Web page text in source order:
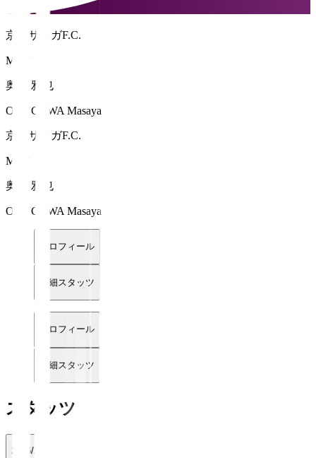
京都サンガF.C.
MF 7
奥川 雅也
OKUGAWA Masaya
京都サンガF.C.
MF 7
奥川 雅也
OKUGAWA Masaya
プロフィール
詳細スタッツ
プロフィール
詳細スタッツ
スタッツ
2026/27